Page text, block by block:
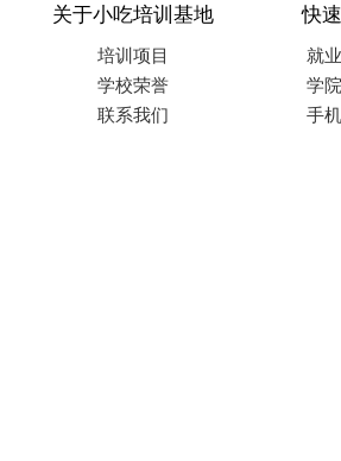
关于小吃培训基地
培训项目
学校荣誉
联系我们
快
就
学
手